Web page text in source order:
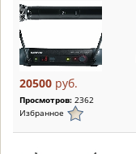
20500 руб.
Просмотров: 2362
Избранное